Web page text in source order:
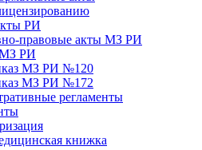
РИ
правовые акты МЗ РИ
РИ
МЗ РИ №120
МЗ РИ №172
регламенты
книжка